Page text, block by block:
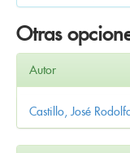
Otras
Autor
Castillo, José